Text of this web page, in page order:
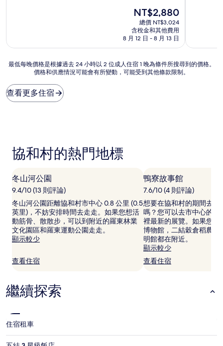
有
讚，
則
評
論)
現
在
價
格
為
NT$2,880
總價 NT$3,024
含稅金和其他費用
8 月 12 日 - 8 月 13 日
好
了，
最
晚
價
去
時
以
位
成
人
住
宿
晚
件
所
尋
到
價
最低每晚價格是根據過去 24 小時以 2 位成人住宿 1 晚為條件所搜尋到的價格。
價格和供應情況可能會有所變動，可能受到其他條款限制。
查看更多住宿
協和村的熱門地標
冬山河公園
9.4/10 (13 則評論)
冬山河公園距離協和村市中心 0.8 公里 (0.5
英里)，不妨安排時間去走走。如果您想活
動筋骨、散散步，可以到附近的羅東林業
文化園區和羅東運動公園走走。
顯示較少
查看住宿
鴨寮故事館
7.6/10 (4 則評論)
想要在協和村的期間去看
嗎？您可以去市中心的鴨
裡最新的展覽。如果您想
博物館，二結穀倉稻農文
明館都在附近。
顯示較少
查看住宿
繼續探索
住宿租車